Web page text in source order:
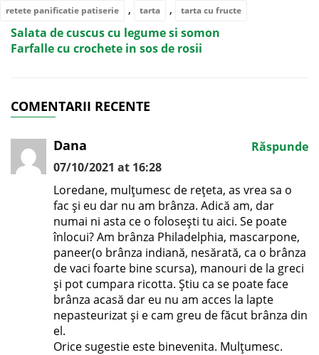
retete panificatie patiserie , tarta , tarta cu fructe
Salata de cuscus cu legume si somon
Farfalle cu crochete in sos de rosii
COMENTARII RECENTE
Dana
07/10/2021 at 16:28
Loredane, mulțumesc de rețeta, as vrea sa o
fac și eu dar nu am brânza. Adică am, dar
numai ni asta ce o folosești tu aici. Se poate
înlocui? Am brânza Philadelphia, mascarpone,
paneer(o brânza indiană, nesărată, ca o brânza
de vaci foarte bine scursa), manouri de la greci
și pot cumpara ricotta. Știu ca se poate face
brânza acasă dar eu nu am acces la lapte
nepasteurizat și e cam greu de făcut brânza din
el.
Orice sugestie este binevenita. Mulțumesc.
Răspunde